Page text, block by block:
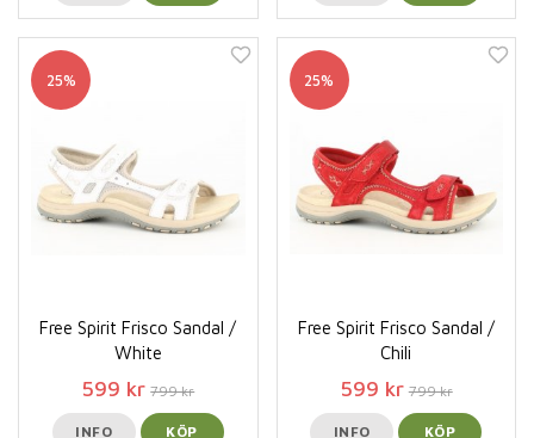
25%
Free Spirit Frisco Sandal /
White
599 kr 799 kr
INFO KÖP
25%
Free Spirit Frisco Sandal /
Chili
599 kr 799 kr
INFO KÖP